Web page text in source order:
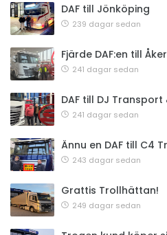
DAF till Jönköping
239 dagar sedan
Fjärde DAF:en till
241 dagar sedan
DAF till DJ Transport
241 dagar sedan
Ännu en DAF till C4
243 dagar sedan
Grattis Trollhättan!
249 dagar sedan